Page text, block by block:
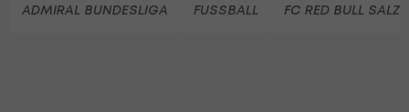
ADMIRAL BUNDESLIGA FUSSBALL FC RED BULL